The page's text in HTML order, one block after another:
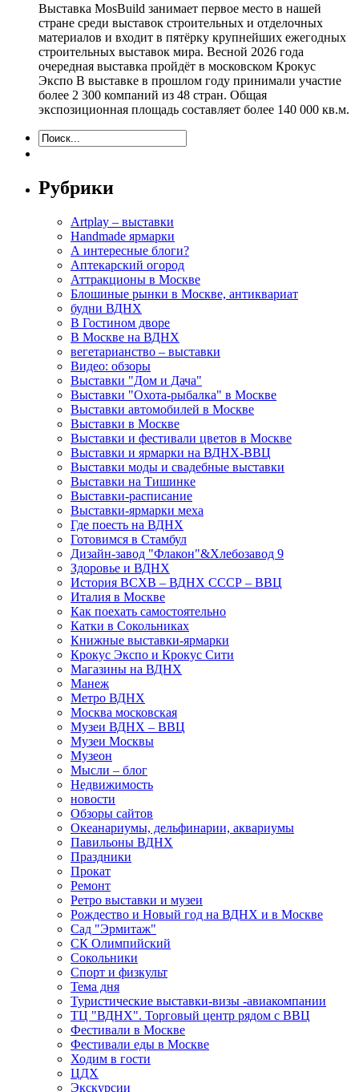
Выставка MosBuild занимает первое место в нашей
стране среди выставок строительных и отделочных
материалов и входит в пятёрку крупнейших ежегодных
строительных выставок мира. Весной 2026 года
очередная выставка пройдёт в московском Крокус
Экспо В выставке в прошлом году принимали участие
более 2 300 компаний из 48 стран. Общая
экспозиционная площадь составляет более 140 000 кв.м.
Рубрики
Artplay – выставки
Handmade ярмарки
А интересные блоги?
Аптекарский огород
Аттракционы в Москве
Блошиные рынки в Москве, антиквариат
будни ВДНХ
В Гостином дворе
В Москве на ВДНХ
вегетарианство – выставки
Видео: обзоры
Выставки "Дом и Дача"
Выставки "Охота-рыбалка" в Москве
Выставки автомобилей в Москве
Выставки в Москве
Выставки и фестивали цветов в Москве
Выставки и ярмарки на ВДНХ-ВВЦ
Выставки моды и свадебные выставки
Выставки на Тишинке
Выставки-расписание
Выставки-ярмарки меха
Где поесть на ВДНХ
Готовимся в Стамбул
Дизайн-завод "Флакон"&Хлебозавод 9
Здоровье и ВДНХ
История ВСХВ – ВДНХ СССР – ВВЦ
Италия в Москве
Как поехать самостоятельно
Катки в Сокольниках
Книжные выставки-ярмарки
Крокус Экспо и Крокус Сити
Магазины на ВДНХ
Манеж
Метро ВДНХ
Москва московская
Музеи ВДНХ – ВВЦ
Музеи Москвы
Музеон
Мысли – блог
Недвижимость
новости
Обзоры сайтов
Океанариумы, дельфинарии, аквариумы
Павильоны ВДНХ
Праздники
Прокат
Ремонт
Ретро выставки и музеи
Рождество и Новый год на ВДНХ и в Москве
Сад "Эрмитаж"
СК Олимпийский
Сокольники
Спорт и физкульт
Тема дня
Туристические выставки-визы -авиакомпании
ТЦ "ВДНХ". Торговый центр рядом с ВВЦ
Фестивали в Москве
Фестивали еды в Москве
Ходим в гости
ЦДХ
Экскурсии